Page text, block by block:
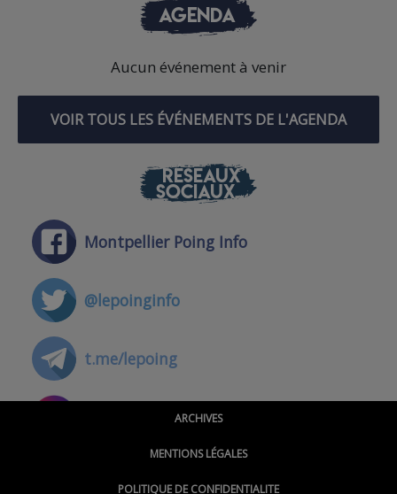
AGENDA
Aucun événement à venir
VOIR TOUS LES ÉVÉNEMENTS DE L'AGENDA
RÉSEAUX
SOCIAUX
Montpellier Poing Info
@lepoinginfo
t.me/lepoing
@montpellierpoinginfo
ARCHIVES
MENTIONS LÉGALES
POLITIQUE DE CONFIDENTIALITE